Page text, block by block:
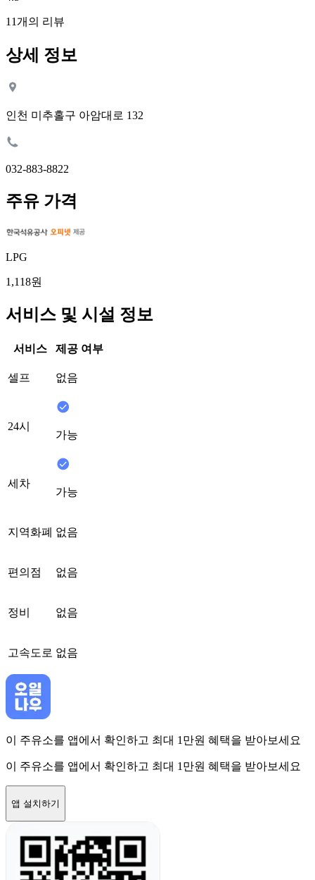
11개의 리뷰
상세 정보
인천 미추홀구 아암대로 132
032-883-8822
주유 가격
LPG
1,118원
서비스 및 시설 정보
서비스 제공 여부
셀프 없음
24시
가능
세차
가능
지역화폐 없음
편의점 없음
정비 없음
고속도로 없음
이 주유소를 앱에서 확인하고 최대 1만원 혜택을 받아보세요
이 주유소를 앱에서 확인하고 최대 1만원 혜택을 받아보세요
앱 설치하기